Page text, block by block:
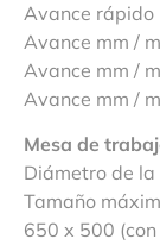
Avance rápido
Avance mm /
Avance mm /
Avance mm /
Mesa de
Diámetro de
Tamaño
650 x 500